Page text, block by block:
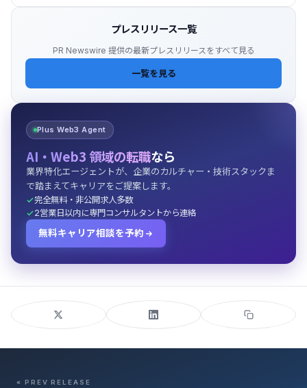
プレスリリース一覧
PR Newswire 提供の最新プレスリリースをすべて見る
一覧を見る
Plus Web3 Agent
AI・Web3 領域の転職なら
業界特化エージェントが、企業のカルチャー・技術スタックま
で踏まえてキャリアをご提案します。
完全無料・非公開求人多数
2営業日以内に専門コンサルタントから連絡
無料キャリア相談を予約
« PREV RELEASE